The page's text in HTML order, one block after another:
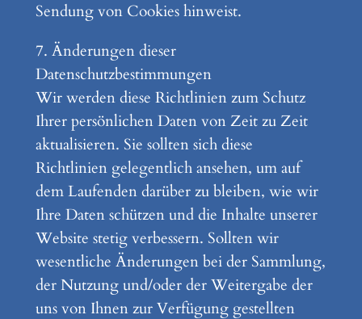
Sendung von Cookies hinweist.
7. Änderungen dieser
Datenschutzbestimmungen
Wir werden diese Richtlinien zum Schutz
Ihrer persönlichen Daten von Zeit zu Zeit
aktualisieren. Sie sollten sich diese
Richtlinien gelegentlich ansehen, um auf
dem Laufenden darüber zu bleiben, wie wir
Ihre Daten schützen und die Inhalte unserer
Website stetig verbessern. Sollten wir
wesentliche Änderungen bei der Sammlung,
der Nutzung und/oder der Weitergabe der
uns von Ihnen zur Verfügung gestellten